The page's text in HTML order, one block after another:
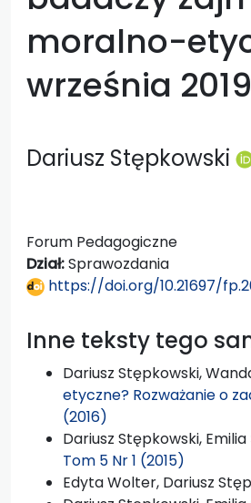
moralno-
września
Dariusz Stępkowski
Forum Pedagogiczne
Dział:Sprawozdania
https://doi.org/10.21697/
Inne teksty tego
Dariusz Stępkowski,
etyczne? Rozważanie o
(2016)
Dariusz Stępkowski,
Tom 5 Nr 1 (2015)
Edyta Wolter, Dariusz